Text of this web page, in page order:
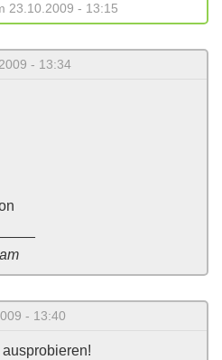
23.10.2009 - 13:15
- 13:34
- 13:40